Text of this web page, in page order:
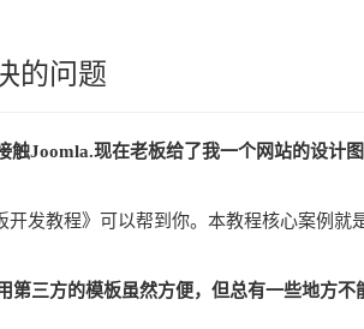
的问题
触Joomla.现在老板给了我一个网站的设计
发教程》可以帮到你。本教程核心案例就
第三方的模板虽然方便，但总有一些地方不